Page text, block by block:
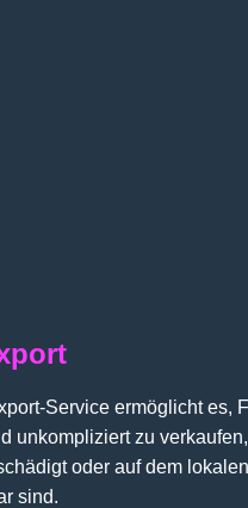
Service ermöglicht es,
unkompliziert zu
oder auf dem
sind.